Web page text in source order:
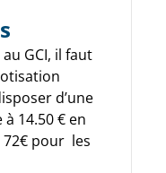
GCI, il faut
d’une
à 14.50 € en
72€ pour les